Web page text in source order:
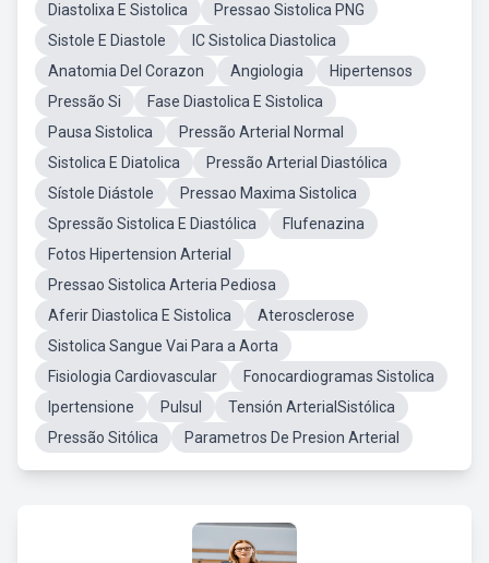
Diastolixa E Sistolica
Pressao Sistolica PNG
Sistole E Diastole
IC Sistolica Diastolica
Anatomia Del Corazon
Angiologia
Hipertensos
Pressão Si
Fase Diastolica E Sistolica
Pausa Sistolica
Pressão Arterial Normal
Sistolica E Diatolica
Pressão Arterial Diastólica
Sístole Diástole
Pressao Maxima Sistolica
Spressão Sistolica E Diastólica
Flufenazina
Fotos Hipertension Arterial
Pressao Sistolica Arteria Pediosa
Aferir Diastolica E Sistolica
Aterosclerose
Sistolica Sangue Vai Para a Aorta
Fisiologia Cardiovascular
Fonocardiogramas Sistolica
Ipertensione
Pulsul
Tensión ArterialSistólica
Pressão Sitólica
Parametros De Presion Arterial